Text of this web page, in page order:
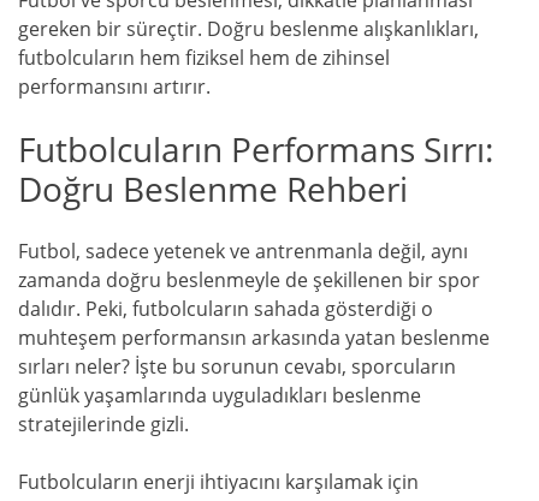
gereken bir süreçtir. Doğru beslenme alışkanlıkları,
futbolcuların hem fiziksel hem de zihinsel
performansını artırır.
Futbolcuların Performans Sırrı:
Doğru Beslenme Rehberi
Futbol, sadece yetenek ve antrenmanla değil, aynı
zamanda doğru beslenmeyle de şekillenen bir spor
dalıdır. Peki, futbolcuların sahada gösterdiği o
muhteşem performansın arkasında yatan beslenme
sırları neler? İşte bu sorunun cevabı, sporcuların
günlük yaşamlarında uyguladıkları beslenme
stratejilerinde gizli.
Futbolcuların enerji ihtiyacını karşılamak için